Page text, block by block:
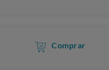
Comprar